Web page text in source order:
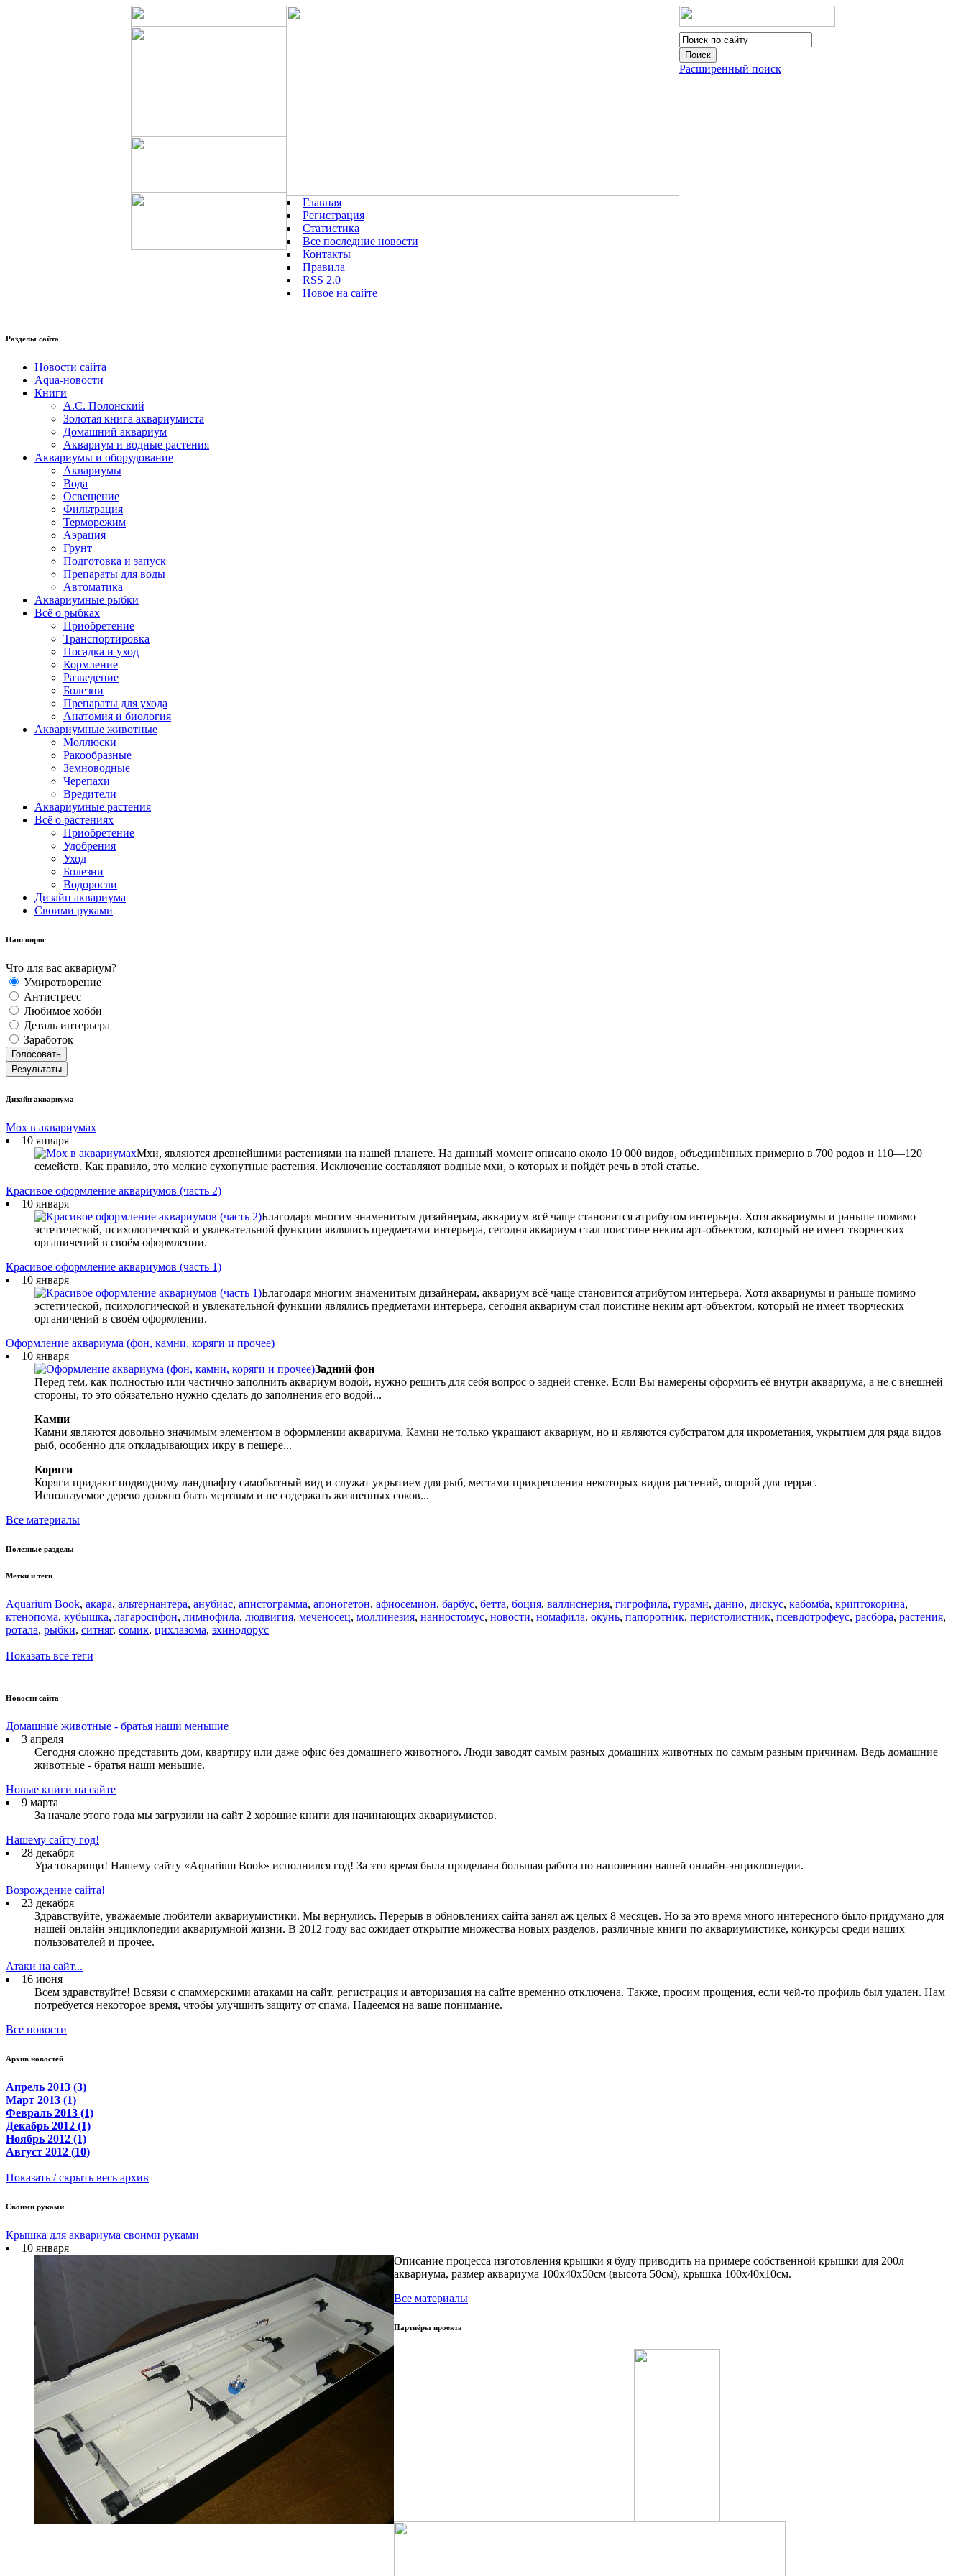
Главная
Регистрация
Статистика
Все последние новости
Контакты
Правила
RSS 2.0
Новое на сайте
Расширенный поиск
Разделы сайта
Новости сайта
Aqua-новости
Книги
А.С. Полонский
Золотая книга аквариумиста
Домашний аквариум
Аквариум и водные растения
Аквариумы и оборудование
Аквариумы
Вода
Освещение
Фильтрация
Терморежим
Аэрация
Грунт
Подготовка и запуск
Препараты для воды
Автоматика
Аквариумные рыбки
Всё о рыбках
Приобретение
Транспортировка
Посадка и уход
Кормление
Разведение
Болезни
Препараты для ухода
Анатомия и биология
Аквариумные животные
Моллюски
Ракообразные
Земноводные
Черепахи
Вредители
Аквариумные растения
Всё о растениях
Приобретение
Удобрения
Уход
Болезни
Водоросли
Дизайн аквариума
Своими руками
Наш опрос
Что для вас аквариум?
Умиротворение
Антистресс
Любимое хобби
Деталь интерьера
Заработок
Дизайн аквариума
Мох в аквариумах
10 января
Мхи, являются древнейшими растениями на нашей планете. На данный момент описано около 10 000 видов, объединённых примерно в 700 родов и 110—120
семейств. Как правило, это мелкие сухопутные растения. Исключение составляют водные мхи, о которых и пойдёт речь в этой статье.
Красивое оформление аквариумов (часть 2)
10 января
Благодаря многим знаменитым дизайнерам, аквариум всё чаще становится атрибутом интерьера. Хотя аквариумы и раньше помимо
эстетической, психологической и увлекательной функции являлись предметами интерьера, сегодня аквариум стал поистине неким арт-объектом, который не имеет творческих
органичений в своём оформлении.
Красивое оформление аквариумов (часть 1)
10 января
Благодаря многим знаменитым дизайнерам, аквариум всё чаще становится атрибутом интерьера. Хотя аквариумы и раньше помимо
эстетической, психологической и увлекательной функции являлись предметами интерьера, сегодня аквариум стал поистине неким арт-объектом, который не имеет творческих
органичений в своём оформлении.
Оформление аквариума (фон, камни, коряги и прочее)
10 января
Задний фон
Перед тем, как полностью или частично заполнить аквариум водой, нужно решить для себя вопрос о задней стенке. Если Вы намерены оформить её внутри аквариума, а не с внешней
стороны, то это обязательно нужно сделать до заполнения его водой...
Камни
Камни являются довольно значимым элементом в оформлении аквариума. Камни не только украшают аквариум, но и являются субстратом для икрометания, укрытием для ряда видов
рыб, особенно для откладывающих икру в пещере...
Коряги
Коряги придают подводному ландшафту самобытный вид и служат укрытием для рыб, местами прикрепления некоторых видов растений, опорой для террас.
Используемое дерево должно быть мертвым и не содержать жизненных соков...
Все материалы
Полезные разделы
Метки и теги
Aquarium Book, акара, альтернантера, анубиас, апистограмма, апоногетон, афиосемион, барбус, бетта, боция, валлиснерия, гигрофила, гурами, данио, дискус, кабомба, криптокорина,
ктенопома, кубышка, лагаросифон, лимнофила, людвигия, меченосец, моллинезия, нанностомус, новости, номафила, окунь, папоротник, перистолистник, псевдотрофеус, расбора, растения,
ротала, рыбки, ситняг, сомик, цихлазома, эхинодорус
Показать все теги
Новости сайта
Домашние животные - братья наши меньшие
3 апреля
Сегодня сложно представить дом, квартиру или даже офис без домашнего животного. Люди заводят самым разных домашних животных по самым разным причинам. Ведь домашние
животные - братья наши меньшие.
Новые книги на сайте
9 марта
За начале этого года мы загрузили на сайт 2 хорошие книги для начинающих аквариумистов.
Нашему сайту год!
28 декабря
Ура товарищи! Нашему сайту «Aquarium Book» исполнился год! За это время была проделана большая работа по наполению нашей онлайн-энциклопедии.
Возрождение сайта!
23 декабря
Здравствуйте, уважаемые любители аквариумистики. Мы вернулись. Перерыв в обновлениях сайта занял аж целых 8 месяцев. Но за это время много интересного было придумано для
нашей онлайн энциклопедии аквариумной жизни. В 2012 году вас ожидает открытие множества новых разделов, различные книги по аквариумистике, конкурсы среди наших
пользователей и прочее.
Атаки на сайт...
16 июня
Всем здравствуйте! Всвязи с спаммерскими атаками на сайт, регистрация и авторизация на сайте временно отключена. Также, просим прощения, если чей-то профиль был удален. Нам
потребуется некоторое время, чтобы улучшить защиту от спама. Надеемся на ваше понимание.
Все новости
Архив новостей
Апрель 2013 (3)
Март 2013 (1)
Февраль 2013 (1)
Декабрь 2012 (1)
Ноябрь 2012 (1)
Август 2012 (10)
Показать / скрыть весь архив
Своими руками
Крышка для аквариума своими руками
10 января
Описание процесса изготовления крышки я буду приводить на примере собственной крышки для 200л
аквариума, размер аквариума 100х40х50см (высота 50см), крышка 100х40х10см.
Все материалы
Партнёры проекта